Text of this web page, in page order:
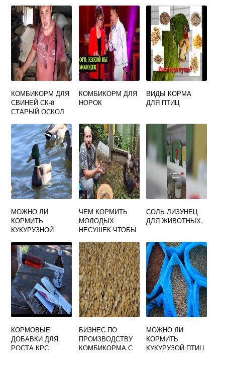
КОМБИКОРМ ДЛЯ
СВИНЕЙ СК-8
СТАРЫЙ ОСКОЛ
КОМБИКОРМ ДЛЯ
НОРОК
ВИДЫ КОРМА
ДЛЯ ПТИЦ
МОЖНО ЛИ
КОРМИТЬ
КУКУРУЗНОЙ
ЧЕМ КОРМИТЬ
МОЛОДЫХ
НЕСУШЕК ЧТОБЫ
НАЧАЛИ НЕСТИСЬ
СОЛЬ ЛИЗУНЕЦ
ДЛЯ ЖИВОТНЫХ,
КОРМОВЫЕ
ДОБАВКИ ДЛЯ
РОСТА КРС
БИЗНЕС ПО
ПРОИЗВОДСТВУ
КОМБИКОРМА С
МОЖНО ЛИ
КОРМИТЬ
КУКУРУЗОЙ ПТИЦ